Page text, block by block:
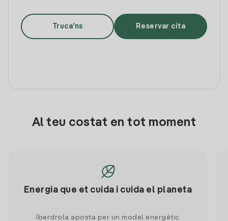
Truca'ns Reservar cita
Al teu costat en tot moment
Energia que et cuida i cuida el planeta
Iberdrola aposta per un model energètic